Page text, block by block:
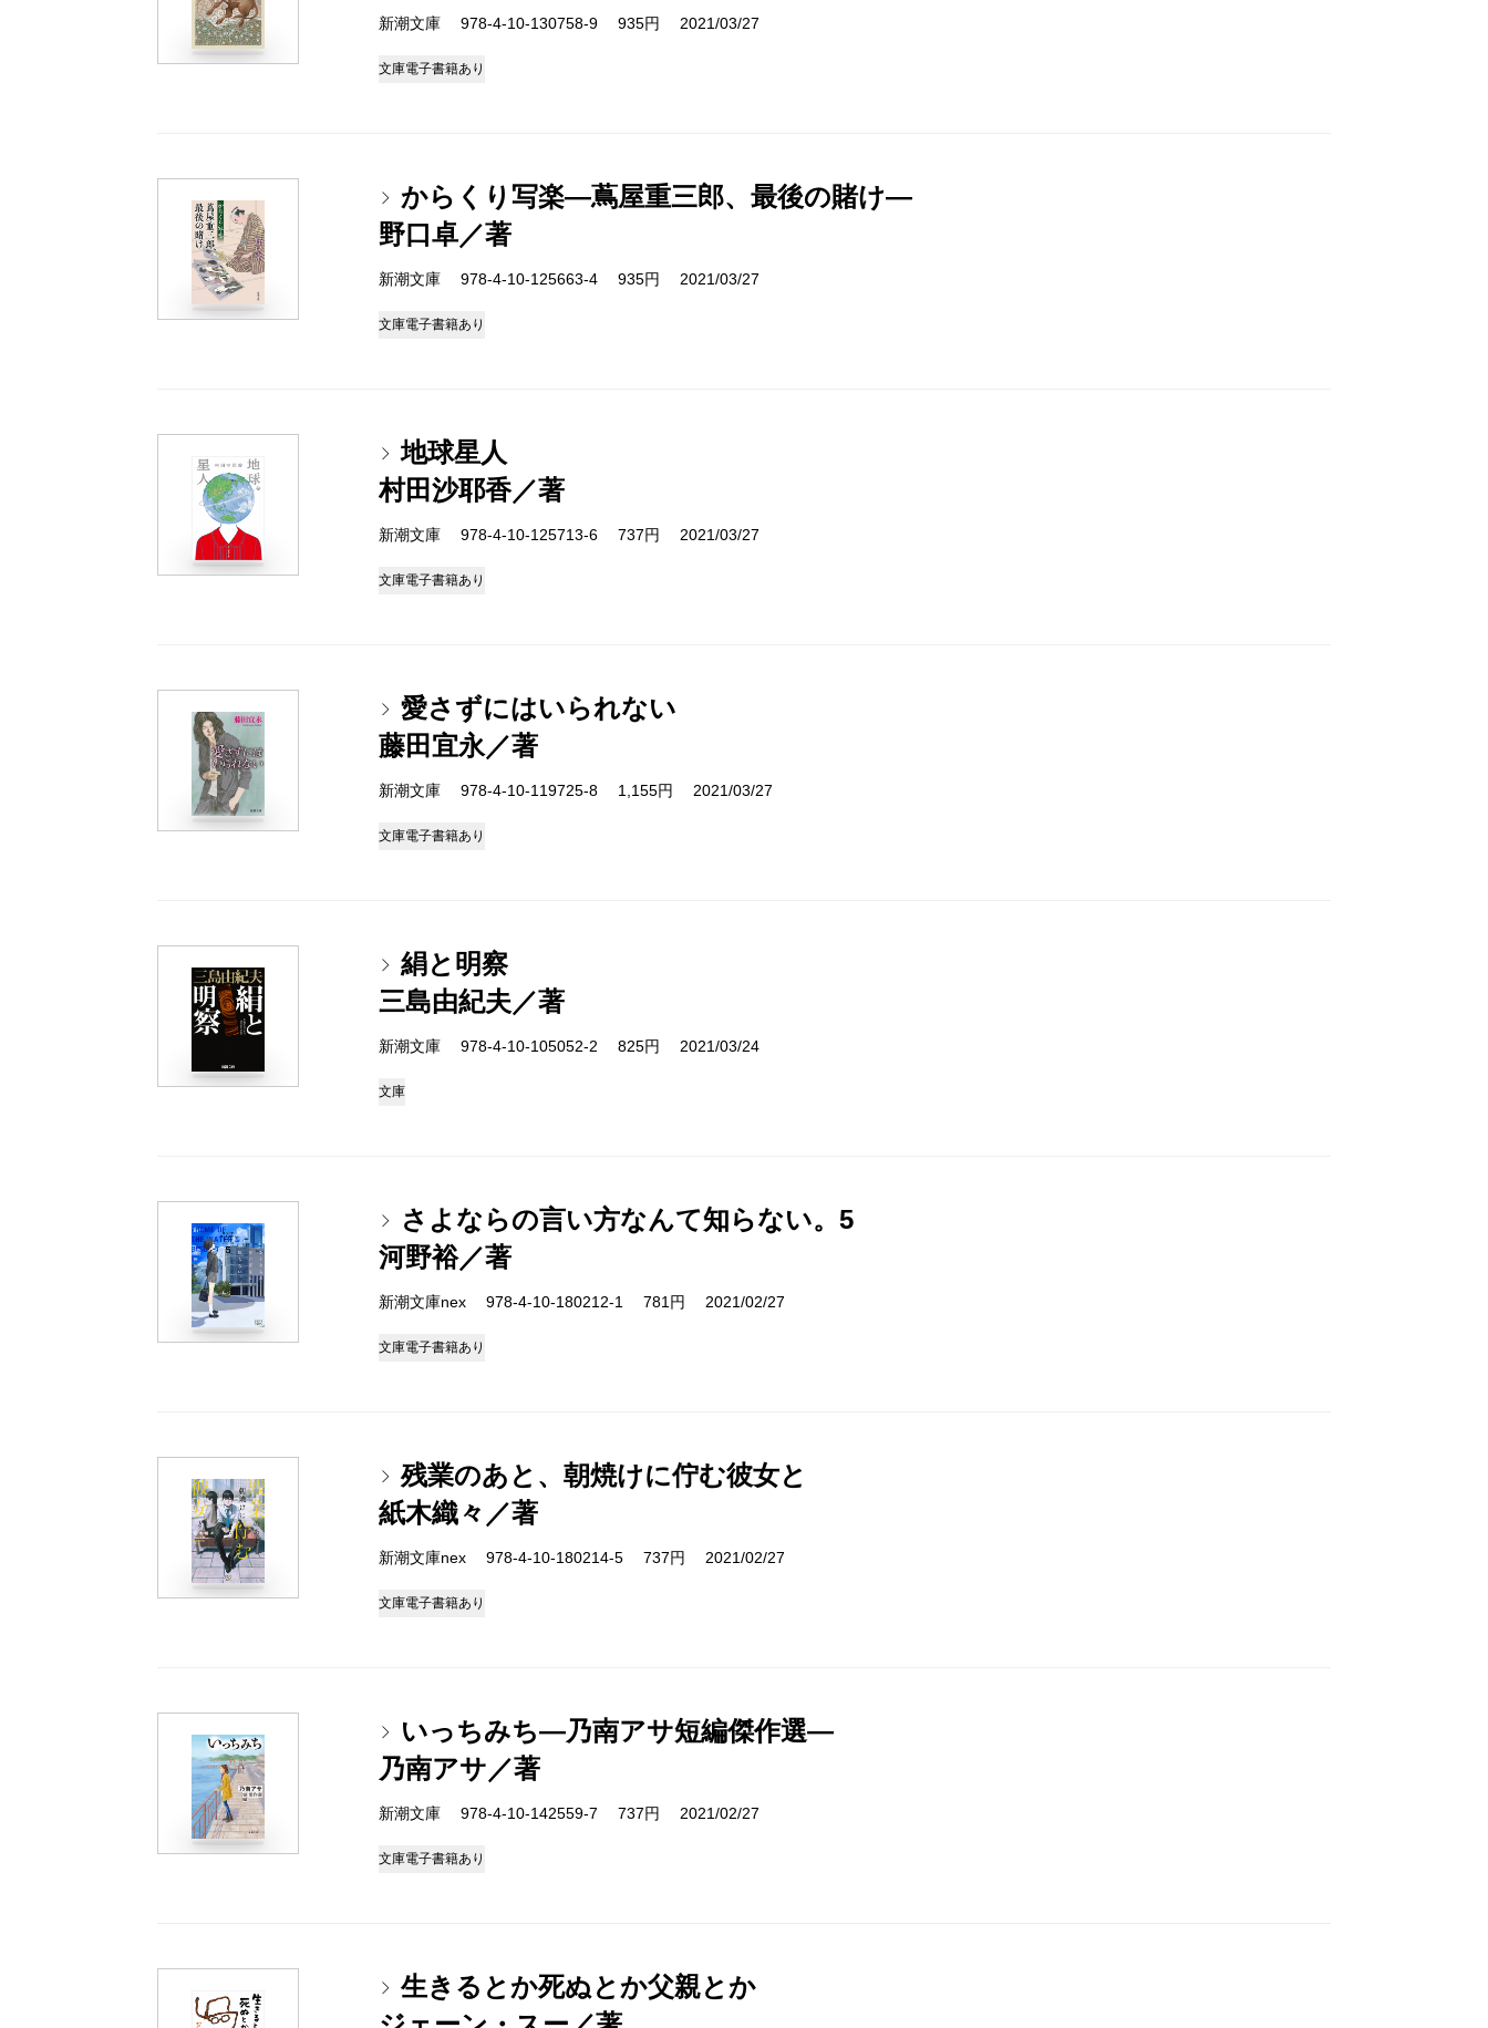
新潮文庫 978-4-10-130758-9 935円 2021/03/27
文庫電子書籍あり
からくり写楽―蔦屋重三郎、最後の賭け―
野口卓／著
新潮文庫 978-4-10-125663-4 935円 2021/03/27
文庫電子書籍あり
地球星人
村田沙耶香／著
新潮文庫 978-4-10-125713-6 737円 2021/03/27
文庫電子書籍あり
愛さずにはいられない
藤田宜永／著
新潮文庫 978-4-10-119725-8 1,155円 2021/03/27
文庫電子書籍あり
絹と明察
三島由紀夫／著
新潮文庫 978-4-10-105052-2 825円 2021/03/24
文庫
さよならの言い方なんて知らない。5
河野裕／著
新潮文庫nex 978-4-10-180212-1 781円 2021/02/27
文庫電子書籍あり
残業のあと、朝焼けに佇む彼女と
紙木織々／著
新潮文庫nex 978-4-10-180214-5 737円 2021/02/27
文庫電子書籍あり
いっちみち―乃南アサ短編傑作選―
乃南アサ／著
新潮文庫 978-4-10-142559-7 737円 2021/02/27
文庫電子書籍あり
生きるとか死ぬとか父親とか